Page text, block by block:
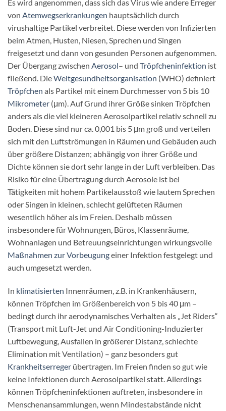
Es wird angenommen, dass sich das Virus wie andere Erreger
von Atemwegserkrankungen hauptsächlich durch
virushaltige Partikel verbreitet. Diese werden von Infizierten
beim Atmen, Husten, Niesen, Sprechen und Singen
freigesetzt und dann von gesunden Personen aufgenommen.
Der Übergang zwischen Aerosol– und Tröpfcheninfektion ist
fließend. DieWeltgesundheitsorganisation (WHO) definiert
Tröpfchen als Partikel mit einem Durchmesser von 5 bis 10
Mikrometer (μm). Auf Grund ihrer Größe sinken Tröpfchen
anders als die viel kleineren Aerosolpartikel relativ schnell zu
Boden. Diese sind nur ca. 0,001 bis 5 μm groß und verteilen
sich mit den Luftströmungen in Räumen und Gebäuden auch
über größere Distanzen; abhängig von ihrer Größe und
Dichte können sie dort sehr lange in der Luft verbleiben. Das
Risiko für eine Übertragung durch Aerosole ist bei
Tätigkeiten mit hohem Partikelausstoß wie lautem Sprechen
oder Singen in kleinen, schlecht gelüfteten Räumen
wesentlich höher als im Freien. Deshalb müssen
insbesondere für Wohnungen, Büros, Klassenräume,
Wohnanlagen und Betreuungseinrichtungen wirkungsvolle
Maßnahmen zur Vorbeugungeiner Infektion festgelegt und
auch umgesetzt werden.
In klimatisierten Innenräumen, z.B. in Krankenhäusern,
können Tröpfchen im Größenbereich von 5 bis 40 μm –
bedingt durch ihr aerodynamisches Verhalten als „Jet Riders“
(Transport mit Luft-Jet und Air Conditioning-Induzierter
Luftbewegung, Ausfallen in größerer Distanz, schlechte
Elimination mit Ventilation) – ganz besonders gut
Krankheitserreger übertragen. Im Freien finden so gut wie
keine Infektionen durch Aerosolpartikel statt. Allerdings
können Tröpfcheninfektionen auftreten, insbesondere in
Menschenansammlungen, wenn Mindestabstände nicht